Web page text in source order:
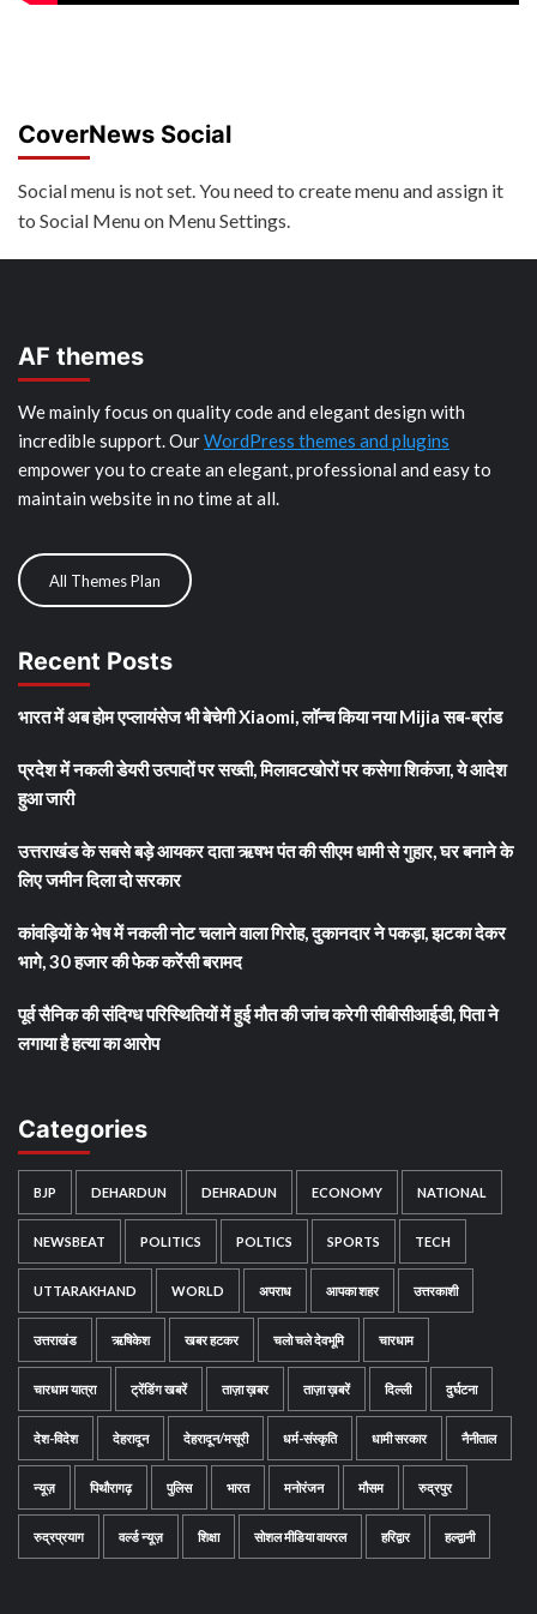
CoverNews Social
Social menu is not set. You need to create menu and assign it
to Social Menu on Menu Settings.
AF themes
We mainly focus on quality code and elegant design with
incredible support. OurWordPress themes and plugins
empower you to create an elegant, professional and easy to
maintain website in no time at all.
All Themes Plan
Recent Posts
भारत में अब होम एप्लायंसेज भी बेचेगी Xiaomi, लॉन्च किया नया Mijia सब-ब्रांड
प्रदेश में नकली डेयरी उत्पादों पर सख्ती, मिलावटखोरों पर कसेगा शिकंजा, ये आदेश
हुआ जारी
उत्तराखंड के सबसे बड़े आयकर दाता ऋषभ पंत की सीएम धामी से गुहार, घर बनाने के
लिए जमीन दिला दो सरकार
कांवड़ियों के भेष में नकली नोट चलाने वाला गिरोह, दुकानदार ने पकड़ा, झटका देकर
भागे, 30 हजार की फेक करेंसी बरामद
पूर्व सैनिक की संदिग्ध परिस्थितियों में हुई मौत की जांच करेगी सीबीसीआईडी, पिता ने
लगाया है हत्या का आरोप
Categories
BJP DEHARDUN DEHRADUN ECONOMY NATIONAL
NEWSBEAT POLITICS POLTICS SPORTS TECH
UTTARAKHAND WORLD अपराध आपका शहर उत्तरकाशी
उत्तराखंड ऋषिकेश खबर हटकर चलो चले देवभूमि चारधाम
चारधाम यात्रा ट्रेंडिंग खबरें ताज़ा ख़बर ताज़ा ख़बरें दिल्ली दुर्घटना
देश-विदेश देहरादून देहरादून/मसूरी धर्म-संस्कृति धामी सरकार नैनीताल
न्यूज़ पिथौरागढ़ पुलिस भारत मनोरंजन मौसम रुद्रपुर
रुद्रप्रयाग वर्ल्ड न्यूज़ शिक्षा सोशल मीडिया वायरल हरिद्वार हल्द्वानी